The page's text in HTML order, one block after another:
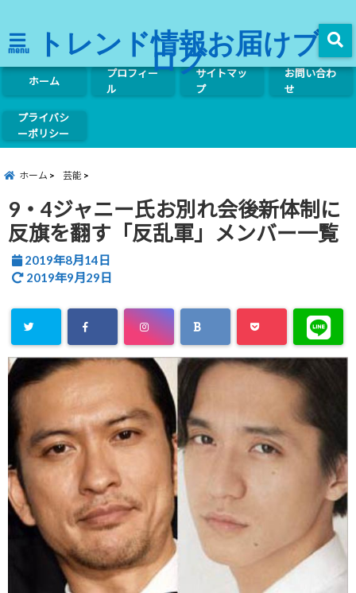
menu トレンド情報お届けブ
ログ
ホーム
プロフィー
ル
サイトマッ
プ
お問い合わ
せ
プライバシ
ーポリシー
ホーム 芸能
9・4ジャニー氏お別れ会後新体制に
反旗を翻す「反乱軍」メンバー一覧
2019年8月14日
2019年9月29日